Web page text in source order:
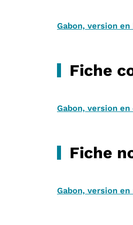
Gabon, version en
Fiche
Gabon, version
Fiche
Gabon, version en